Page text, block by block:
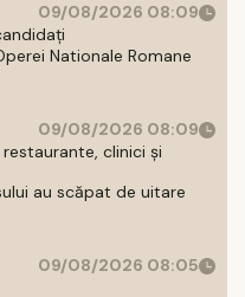
09/08/2026 08:09
Nationale Romane
09/08/2026 08:09
clinici și
au scăpat de uitare
09/08/2026 08:05